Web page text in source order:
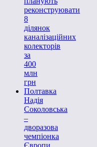
реконструювати
8
ділянок
каналізаційних
колекторів
за
400
млн
грн
Полтавка
Надія
Соколовська
–
дворазова
чемпіонка